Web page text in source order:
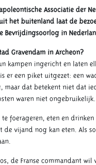
Associatie der
het buitenland laat de
in
Gravendam in Archeon?
kampen ingericht en laten
er een piket uitgezet: een
dat betekent niet dat
waren niet ongebruikelijk.
foerageren, eten en
vijand nog kan eten. Als
de Franse commandant wil